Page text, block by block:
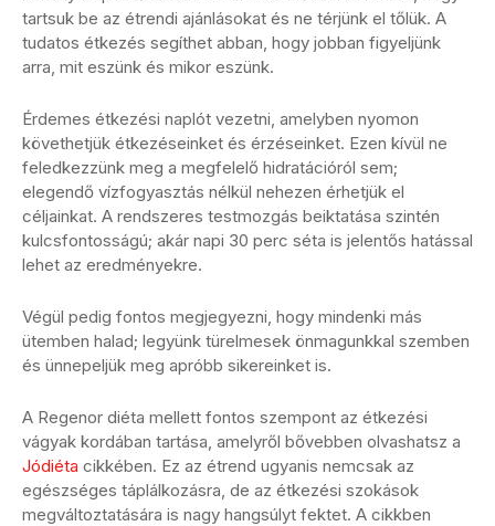
tartsuk be az étrendi ajánlásokat és ne térjünk el tőlük. A
tudatos étkezés segíthet abban, hogy jobban figyeljünk
arra, mit eszünk és mikor eszünk.
Érdemes étkezési naplót vezetni, amelyben nyomon
követhetjük étkezéseinket és érzéseinket. Ezen kívül ne
feledkezzünk meg a megfelelő hidratációról sem;
elegendő vízfogyasztás nélkül nehezen érhetjük el
céljainkat. A rendszeres testmozgás beiktatása szintén
kulcsfontosságú; akár napi 30 perc séta is jelentős hatással
lehet az eredményekre.
Végül pedig fontos megjegyezni, hogy mindenki más
ütemben halad; legyünk türelmesek önmagunkkal szemben
és ünnepeljük meg apróbb sikereinket is.
A Regenor diéta mellett fontos szempont az étkezési
vágyak kordában tartása, amelyről bővebben olvashatsz a
Jódiéta cikkében. Ez az étrend ugyanis nemcsak az
egészséges táplálkozásra, de az étkezési szokások
megváltoztatására is nagy hangsúlyt fektet. A cikkben